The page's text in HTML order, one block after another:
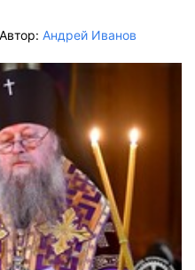
Автор: Андрей Иванов